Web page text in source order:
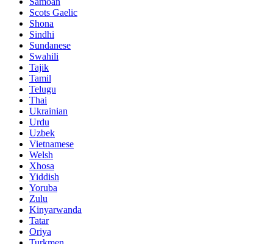
Scots Gaelic
Shona
Sindhi
Sundanese
Swahili
Tajik
Tamil
Telugu
Thai
Ukrainian
Urdu
Uzbek
Vietnamese
Welsh
Xhosa
Yiddish
Yoruba
Zulu
Kinyarwanda
Tatar
Oriya